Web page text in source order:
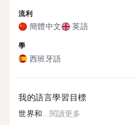
流利
簡體中文 英語
學
西班牙語
我的語言學習目標
世界和... 閱讀更多